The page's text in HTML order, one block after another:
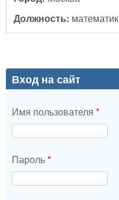
Должность: математик
Вход на сайт
Имя пользователя *
Пароль*